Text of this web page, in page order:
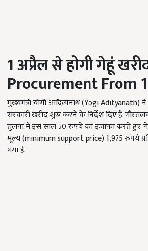
1 अप्रैल से होगी गेहूं
Procurement From
मुख्यमंत्री योगी आदित्यनाथ (Yogi Adityanath)
सरकारी खरीद शुरू करने के निर्देश दिए हैं.
तुलना में इस साल 50 रुपये का इजाफा करते हुए
मूल्य (minimum support price) 1,975 रुपये
गया है.